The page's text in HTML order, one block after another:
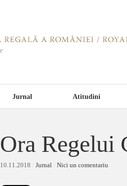
Jurnal Atitudini
Ora Regelui
10.11.2018 Jurnal Nici un comentariu